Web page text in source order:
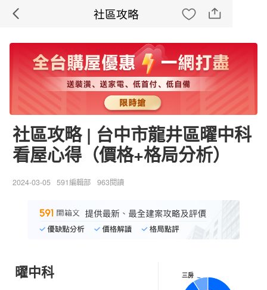
社區攻略
社區攻略 | 台中市龍井區曜中科
看屋心得（價格+格局分析）
2024-03-05 591編輯部 963閱讀
曜中科 三房
三房